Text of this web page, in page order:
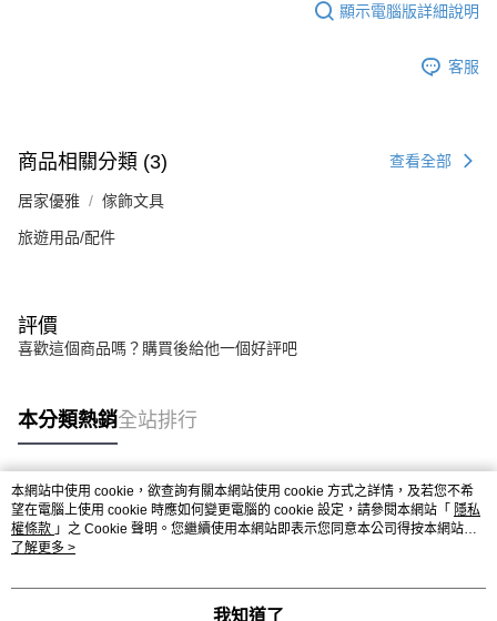
顯示電腦版詳細說明
客服
商品相關分類 (3) 查看全部
居家優雅 傢飾文具
旅遊用品/配件
評價
喜歡這個商品嗎？購買後給他一個好評吧
本分類熱銷全站排行
熱門標籤
本網站中使用 cookie，欲查詢有關本網站使用 cookie 方式之詳情，及若您不希
望在電腦上使用 cookie 時應如何變更電腦的 cookie 設定，請參閱本網站「 隱私
權條款 」之 Cookie 聲明。您繼續使用本網站即表示您同意本公司得按本網站使
用條款之 Cookie 聲明使用 cookie。
了解更多 >
我知道了